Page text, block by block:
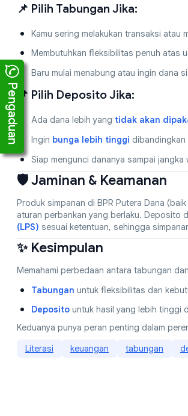
📌 Pilih Tabungan Jika:
Kamu sering melakukan transaksi atau
Membutuhkan fleksibilitas penuh atas
Baru mulai menabung atau ingin dana
📌 Pilih Deposito Jika:
Ada dana lebih yang tidak akan
Ingin bunga lebih tinggi
Siap mengunci dananya sampai jangka
🛡️ Jaminan & Keamanan
Produk simpanan di BPR Putera Dana
aturan perbankan yang berlaku. Deposito
(LPS) sesuai ketentuan, sehingga
✨ Kesimpulan
Memahami perbedaan antara tabungan
Tabungan untuk fleksibilitas dan
Deposito untuk hasil yang lebih tinggi
Keduanya punya peran penting dalam
Literasi
keuangan tabungan
Pengaduan